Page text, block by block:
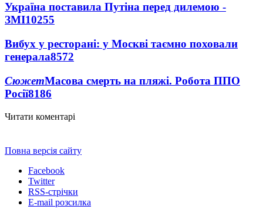
Україна поставила Путіна перед дилемою -
ЗМІ10255
Вибух у ресторані: у Москві таємно поховали
генерала8572
СюжетМасова смерть на пляжі. Робота ППО
Росії8186
Читати коментарі
Повна версія сайту
Facebook
Twitter
RSS-стрічки
E-mail розсилка